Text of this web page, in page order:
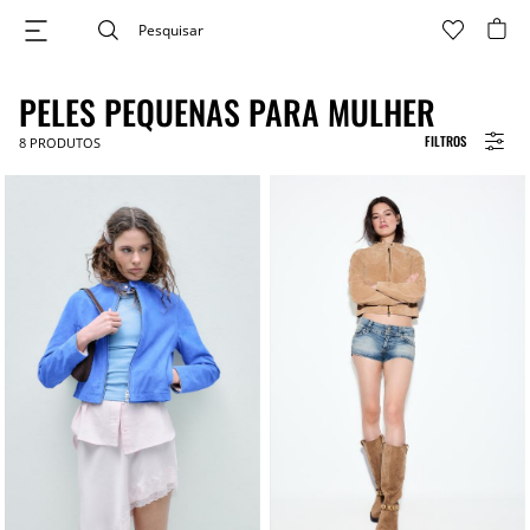
FILTROS
PELES PEQUENAS PARA MULHER
8 PRODUTOS